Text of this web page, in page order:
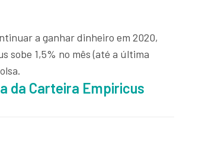
a ganhar dinheiro em 2020,
sobe 1,5% no mês (até a última
da Carteira Empiricus